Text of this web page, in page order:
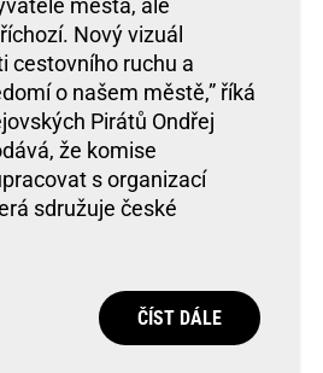
města, ale
Nový vizuál
cestovního ruchu a
o našem městě,” říká
Pirátů Ondřej
že komise
s organizací
sdružuje české
ČÍST DÁLE